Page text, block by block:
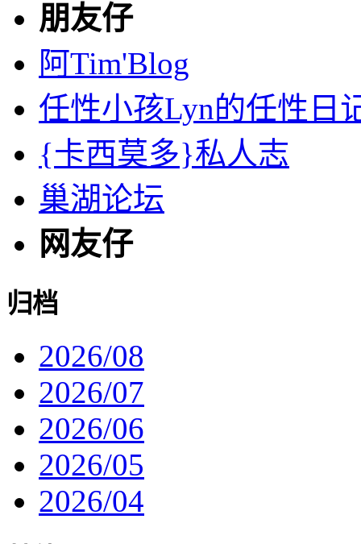
朋友仔
阿Tim'Blog
任性小孩Lyn的任性日
{卡西莫多}私人志
巢湖论坛
网友仔
归档
2026/08
2026/07
2026/06
2026/05
2026/04